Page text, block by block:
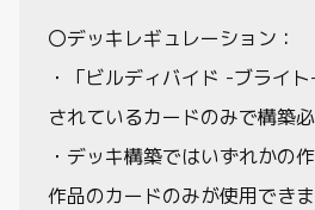
〇デッキレギュレーション：
・「ビルディバイド -ブライ
されているカードのみで構築
・デッキ構築ではいずれかの
作品のカードのみが使用でき